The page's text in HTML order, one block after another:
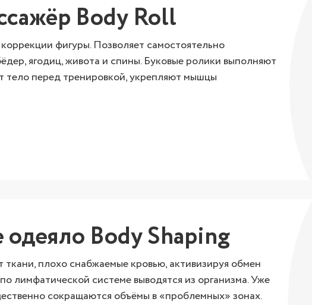
Body Roll
фигуры. Позволяет самостоятельно
ягодиц, живота и спины. Буковые ролики выполняют
тело перед тренировкой, укрепляют мышцы
Body Shaping
плохо снабжаемые кровью, активизируя обмен
лимфатической системе выводятся из организма. Уже
сокращаются объёмы в «проблемных» зонах.